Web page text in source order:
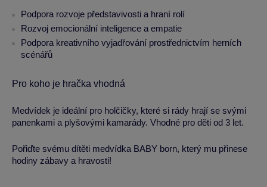
Podpora rozvoje představivosti a hraní rolí
Rozvoj emocionální inteligence a empatie
Podpora kreativního vyjadřování prostřednictvím herních
scénářů
Pro koho je hračka vhodná
Medvídek je ideální pro holčičky, které si rády hrají se svými
panenkami a plyšovými kamarády. Vhodné pro děti od 3 let.
Pořiďte svému dítěti medvídka BABY born, který mu přinese
hodiny zábavy a hravosti!